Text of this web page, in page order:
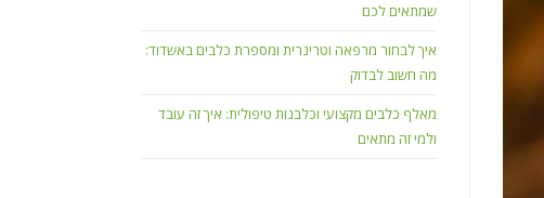
שמתאים לכם
איך לבחור מרפאה וטרינרית ומספרת כלבים באשדוד:
מה חשוב לבדוק
מאלף כלבים מקצועי וכלבנות טיפולית: איך זה עובד
ולמי זה מתאים